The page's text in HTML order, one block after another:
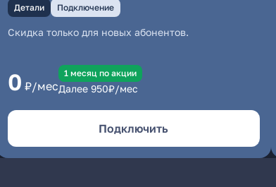
Детали Подключение
Скидка только для новых абонентов.
0 ₽/мес
1 месяц по акции
Далее 950₽/мес
Подключить